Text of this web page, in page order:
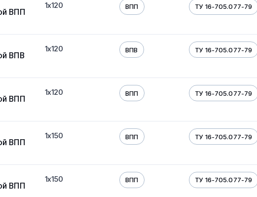
ВПП
1х120 ВПП ТУ 16-705.077-79
ВПВ
1х120 ВПВ ТУ 16-705.077-79
ВПП
1х120 ВПП ТУ 16-705.077-79
ВПП
1х150 ВПП ТУ 16-705.077-79
ВПП
1х150 ВПП ТУ 16-705.077-79